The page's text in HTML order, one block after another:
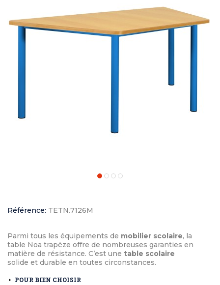
Référence: TETN.7126M
Parmi tous les équipements de mobilier scolaire, la
table Noa trapèze offre de nombreuses garanties en
matière de résistance. C’est une table scolaire
solide et durable en toutes circonstances.
POUR BIEN CHOISIR